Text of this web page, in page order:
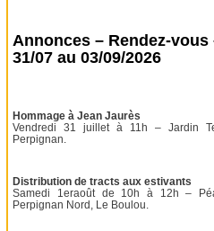
Annonces – Rendez-vous
31/07 au 03/09/2026
Hommage à Jean Jaurès
Vendredi 31 juillet à 11h – Jardin
Perpignan.
Distribution de tracts aux estivants
Samedi 1eraoût de 10h à 12h –
Perpignan Nord, Le Boulou.